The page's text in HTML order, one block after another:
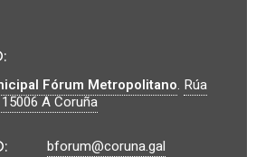
Fórum Metropolitano. Rúa
15006A Coruña
:
bforum@coruna.gal